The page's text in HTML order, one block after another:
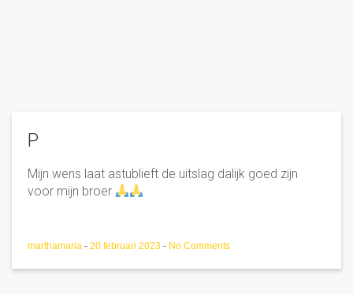
P
Mijn wens laat astublieft de uitslag dalijk goed zijn
voor mijn broer
marthamaria - 20 februari 2023 - No Comments